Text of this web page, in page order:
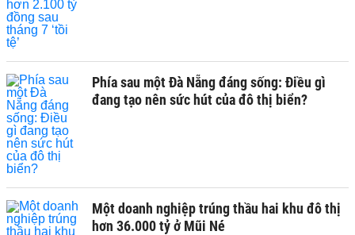
Phía sau một Đà Nẵng đáng sống: Điều gì
đang tạo nên sức hút của đô thị biển?
Một doanh nghiệp trúng thầu hai khu đô thị
hơn 36.000 tỷ ở Mũi Né